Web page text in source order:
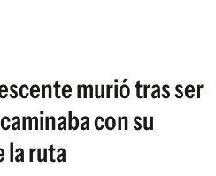
murió tras ser
con su
la ruta